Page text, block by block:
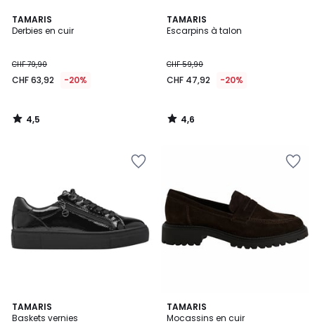
TAMARIS
Derbies en cuir
CHF 79,90
CHF 63,92 -20%
4,5
/ 5
4,5
/
TAMARIS
Escarpins à talon
CHF 59,90
CHF 47,92 -20%
4,6
/ 5
4,6
/
TAMARIS
Baskets vernies
4,3
/ 5
TAMARIS
Mocassins en cuir
4,8
/ 5